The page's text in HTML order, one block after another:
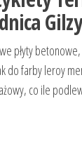
płyty
do farby leroy
co ile